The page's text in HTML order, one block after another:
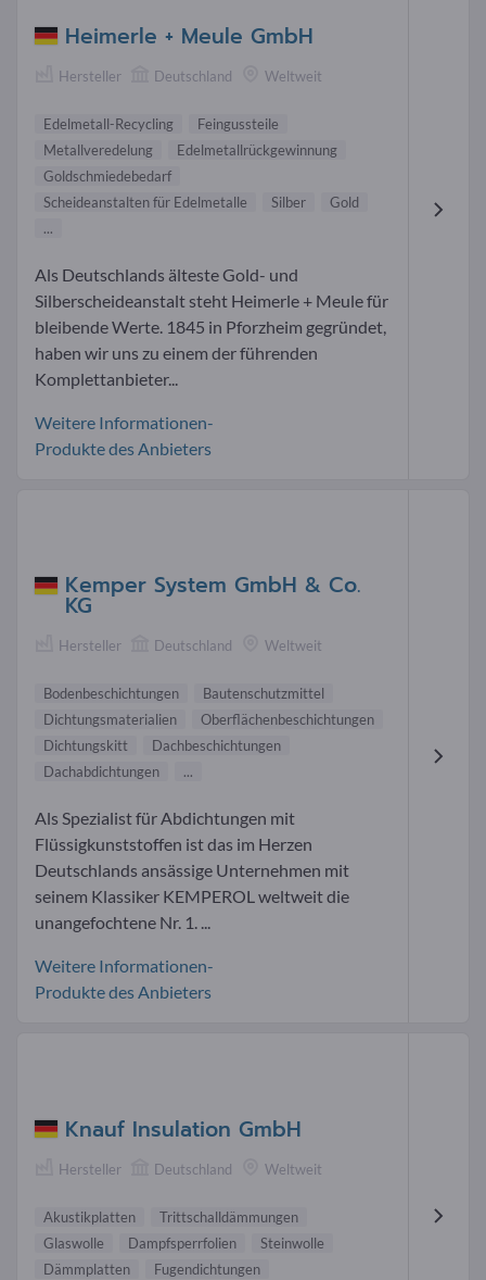
Heimerle + Meule GmbH
Hersteller Deutschland Weltweit
Edelmetall-Recycling
Feingussteile
Metallveredelung
Edelmetallrückgewinnung
Goldschmiedebedarf
Scheideanstalten für Edelmetalle
Silber
Gold
...
Als Deutschlands älteste Gold- und
Silberscheideanstalt steht Heimerle + Meule für
bleibende Werte. 1845 in Pforzheim gegründet,
haben wir uns zu einem der führenden
Komplettanbieter...
Weitere Informationen-
Produkte des Anbieters
Kemper System GmbH & Co.
KG
Hersteller Deutschland Weltweit
Bodenbeschichtungen
Bautenschutzmittel
Dichtungsmaterialien
Oberflächenbeschichtungen
Dichtungskitt
Dachbeschichtungen
Dachabdichtungen
...
Als Spezialist für Abdichtungen mit
Flüssigkunststoffen ist das im Herzen
Deutschlands ansässige Unternehmen mit
seinem Klassiker KEMPEROL weltweit die
unangefochtene Nr. 1. ...
Weitere Informationen-
Produkte des Anbieters
Knauf Insulation GmbH
Hersteller Deutschland Weltweit
Akustikplatten
Trittschalldämmungen
Glaswolle
Dampfsperrfolien
Steinwolle
Dämmplatten
Fugendichtungen